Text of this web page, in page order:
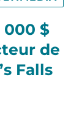
000 $
de
Falls